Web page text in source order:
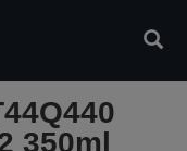
350ml